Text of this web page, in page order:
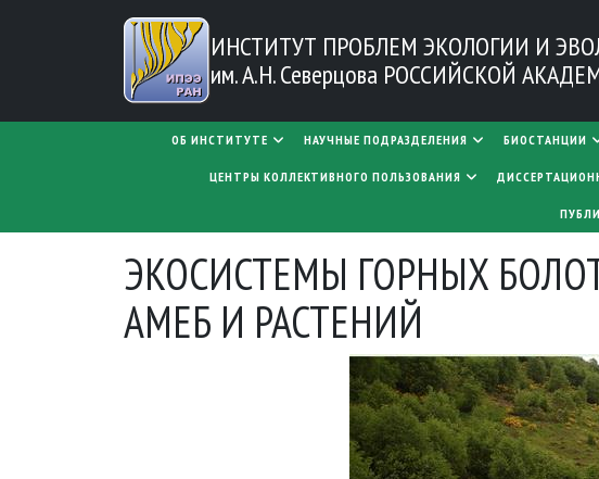
Перейти к основному содержанию
ИНСТИТУТ ПРОБЛЕМ ЭКОЛОГИИ И
им. А.Н. Северцова РОССИЙСКОЙ
MAIN NAVIGATION
ОБ ИНСТИТУТЕ НАУЧНЫЕ ПОДРАЗДЕЛЕНИЯ БИОСТАНЦИИ
ЦЕНТРЫ КОЛЛЕКТИВНОГО ПОЛЬЗОВАНИЯ
ЭКОСИСТЕМЫ ГОРНЫХ
АМЕБ И РАСТЕНИЙ